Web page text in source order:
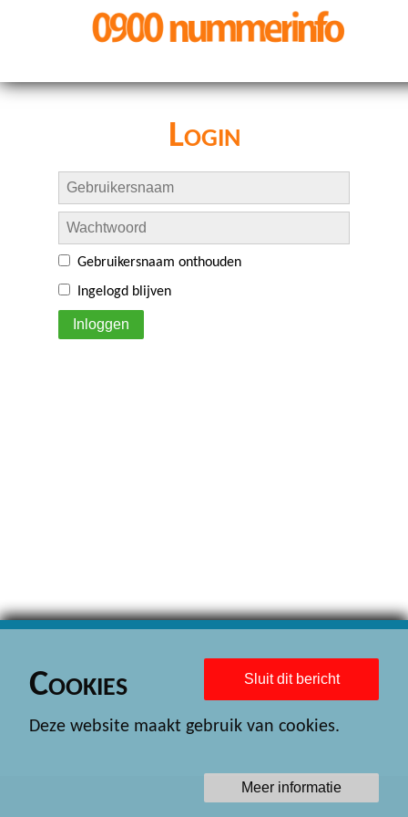
Login
Gebruikersnaam onthouden
Ingelogd blijven
Inloggen
Sluit dit bericht
Cookies
Deze website maakt gebruik van cookies.
Meer informatie